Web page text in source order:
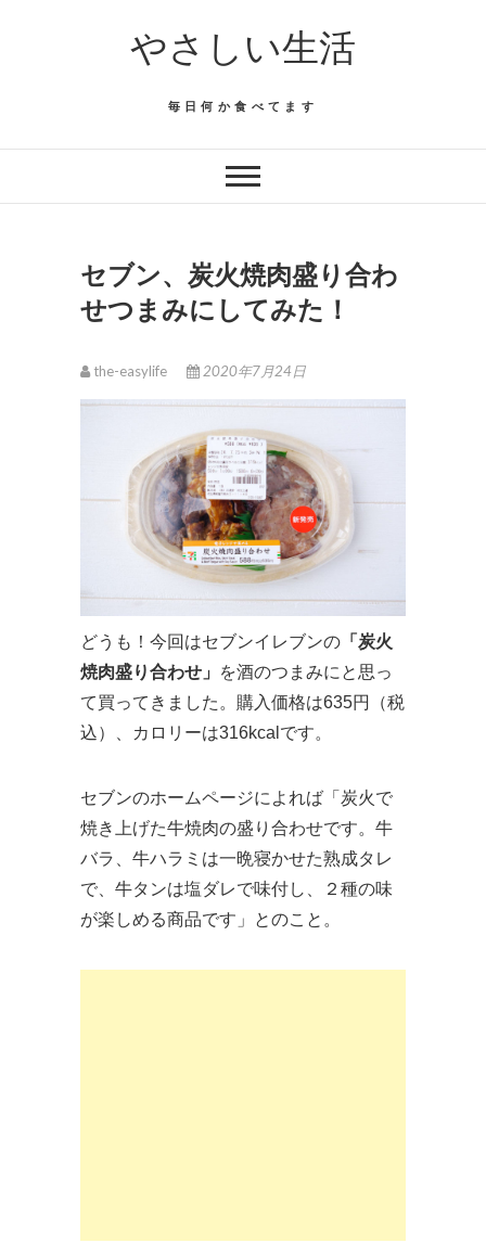
やさしい生活
毎日何か食べてます
セブン、炭火焼肉盛り合わ
せつまみにしてみた！
the-easylife 2020年7月24日
どうも！今回はセブンイレブンの 「炭火
焼肉盛り合わせ」
を酒のつまみにと思っ
て買ってきました。購入価格は635円（税
込）、カロリーは316kcalです。
セブンのホームページによれば「炭火で
焼き上げた牛焼肉の盛り合わせです。牛
バラ、牛ハラミは一晩寝かせた熟成タレ
で、牛タンは塩ダレで味付し、２種の味
が楽しめる商品です」とのこと。